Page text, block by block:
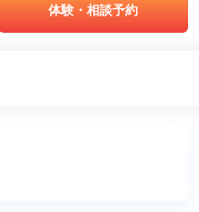
体験・相談予約